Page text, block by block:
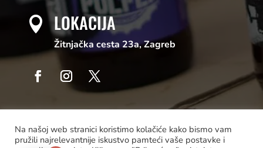
 LOKACIJA
Žitnjačka cesta 23a, Zagreb
Na našoj web stranici koristimo kolačiće kako bismo vam
pružili najrelevantnije iskustvo pamteći vaše postavke i